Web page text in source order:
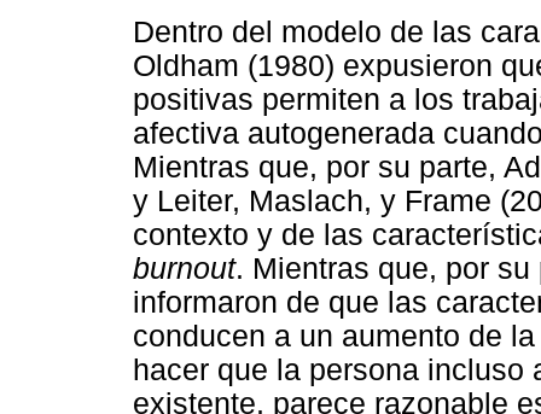
Dentro del modelo de las
Oldham (1980) expusieron
positivas permiten a los
afectiva autogenerada
Mientras que, por su parte,
y Leiter, Maslach, y Frame
contexto y de las
burnout. Mientras que, por
informaron de que las
conducen a un aumento de
hacer que la persona incluso
existente, parece razonable